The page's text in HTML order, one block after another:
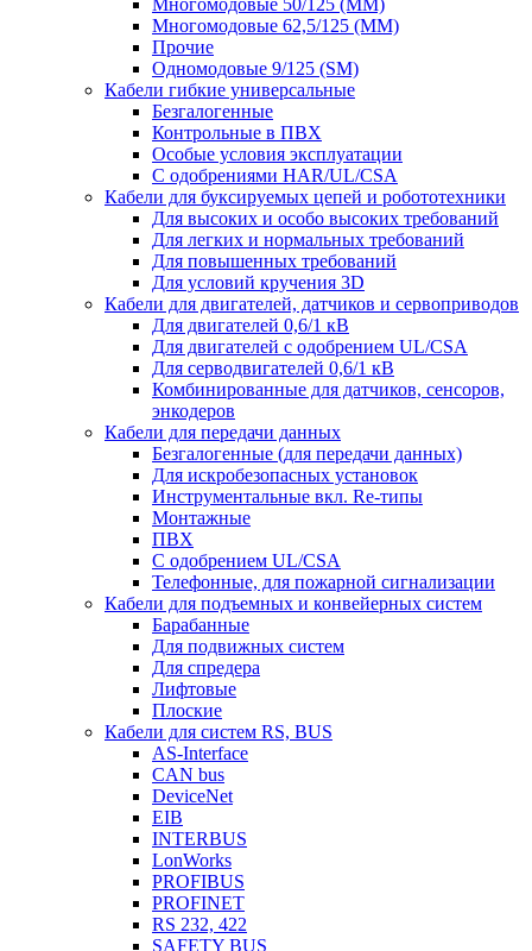
Многомодовые 62,5/125 (ММ)
Прочие
Одномодовые 9/125 (SM)
Кабели гибкие универсальные
Безгалогенные
Контрольные в ПВХ
Особые условия эксплуатации
С одобрениями HAR/UL/CSA
Кабели для буксируемых цепей и робототехники
Для высоких и особо высоких требований
Для легких и нормальных требований
Для повышенных требований
Для условий кручения 3D
Кабели для двигателей, датчиков и сервоприводов
Для двигателей 0,6/1 кВ
Для двигателей с одобрением UL/CSA
Для серводвигателей 0,6/1 кВ
Комбинированные для датчиков, cенсоров,
энкодеров
Кабели для передачи данных
Безгалогенные (для передачи данных)
Для искробезопасных установок
Инструментальные вкл. Re-типы
Монтажные
ПВХ
С одобрением UL/CSA
Телефонные, для пожарной сигнализации
Кабели для подъемных и конвейерных систем
Барабанные
Для подвижных систем
Для спредера
Лифтовые
Плоские
Кабели для систем RS, BUS
AS-Interface
CAN bus
DeviceNet
EIB
INTERBUS
LonWorks
PROFIBUS
PROFINET
RS 232, 422
SAFETY BUS